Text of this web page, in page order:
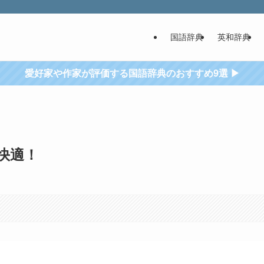
国語辞典 英和辞典
愛好家や作家が評価する国語辞典のおすすめ9選 ▶
適！